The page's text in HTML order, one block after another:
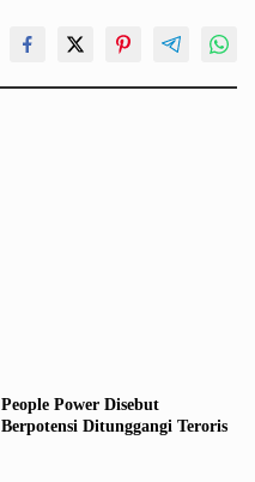
People Power Disebut
Berpotensi Ditunggangi Teroris